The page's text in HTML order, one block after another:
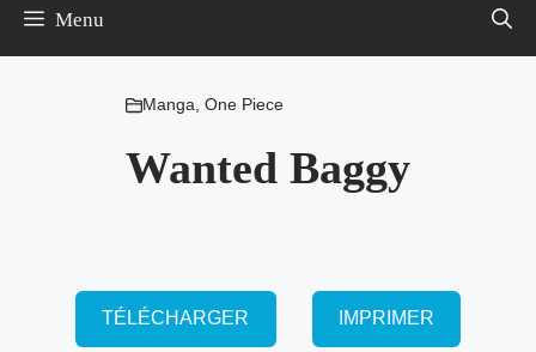
Menu
Manga, One Piece
Wanted Baggy
TÉLÉCHARGER IMPRIMER